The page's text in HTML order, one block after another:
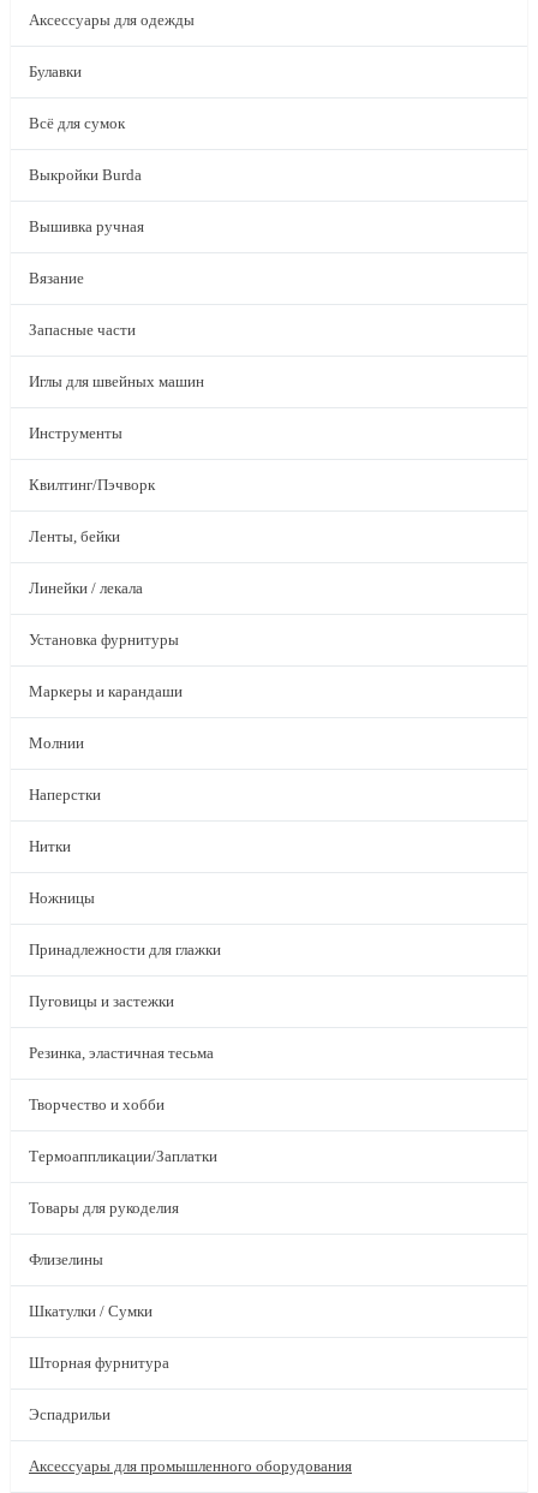
Аксессуары для одежды
Булавки
Всё для сумок
Выкройки Burda
Вышивка ручная
Вязание
Запасные части
Иглы для швейных машин
Инструменты
Квилтинг/Пэчворк
Ленты, бейки
Линейки / лекала
Установка фурнитуры
Маркеры и карандаши
Молнии
Наперстки
Нитки
Ножницы
Принадлежности для глажки
Пуговицы и застежки
Резинка, эластичная тесьма
Творчество и хобби
Термоаппликации/Заплатки
Товары для рукоделия
Флизелины
Шкатулки / Сумки
Шторная фурнитура
Эспадрильи
Аксессуары для промышленного оборудования